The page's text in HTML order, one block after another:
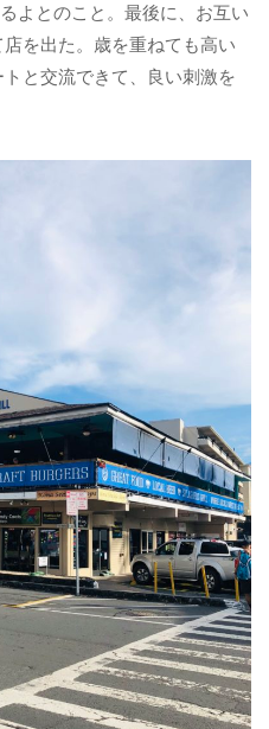
よとのこと。最後に、お互い
を出た。歳を重ねても高い
と交流できて、良い刺激を